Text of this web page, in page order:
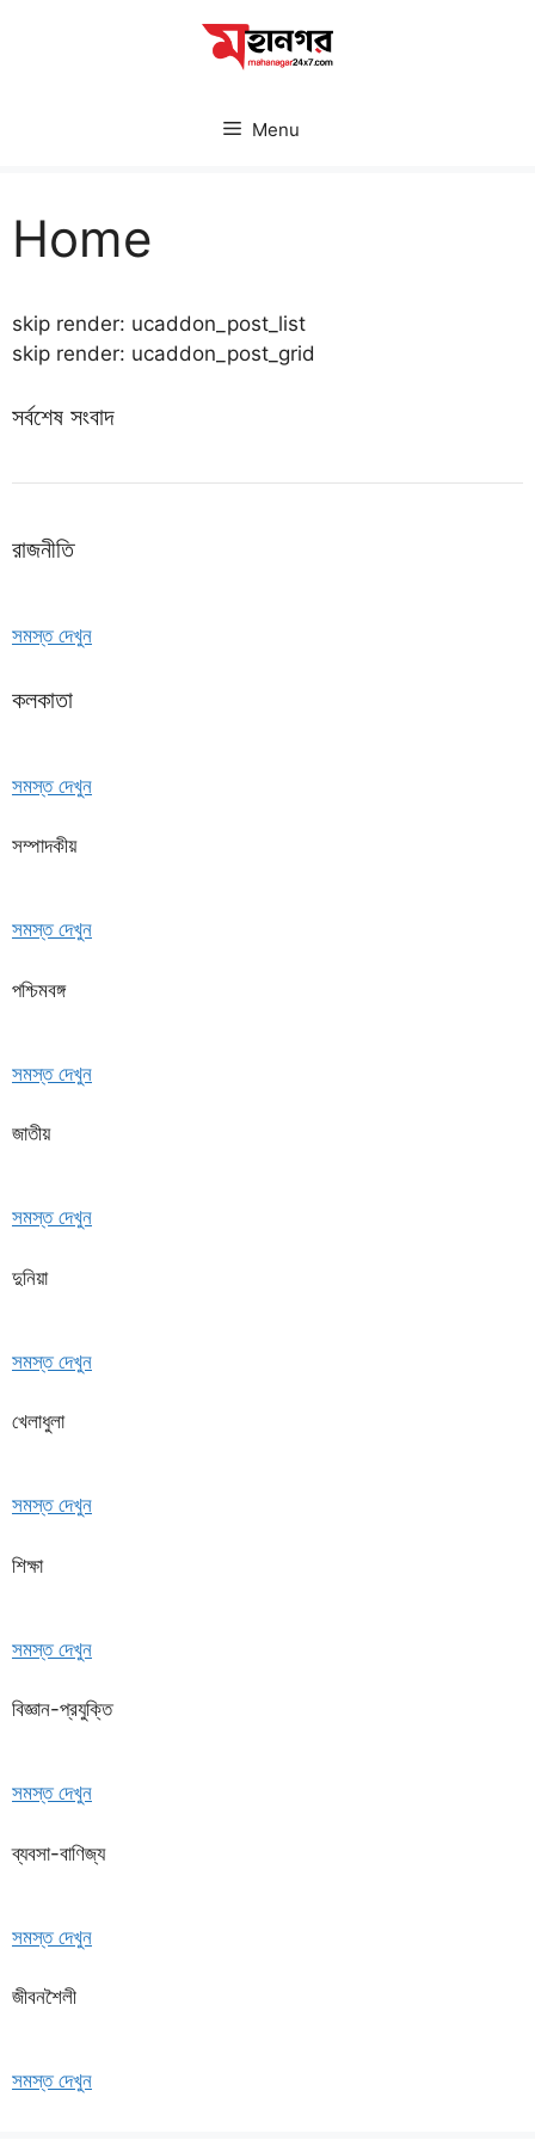
Menu
Home
skip render: ucaddon_post_list
skip render: ucaddon_post_grid
সর্বশেষ সংবাদ
রাজনীতি
সমস্ত দেখুন
কলকাতা
সমস্ত দেখুন
সম্পাদকীয়
সমস্ত দেখুন
পশ্চিমবঙ্গ
সমস্ত দেখুন
জাতীয়
সমস্ত দেখুন
দুনিয়া
সমস্ত দেখুন
খেলাধুলা
সমস্ত দেখুন
শিক্ষা
সমস্ত দেখুন
বিজ্ঞান-প্রযুক্তি
সমস্ত দেখুন
ব্যবসা-বাণিজ্য
সমস্ত দেখুন
জীবনশৈলী
সমস্ত দেখুন